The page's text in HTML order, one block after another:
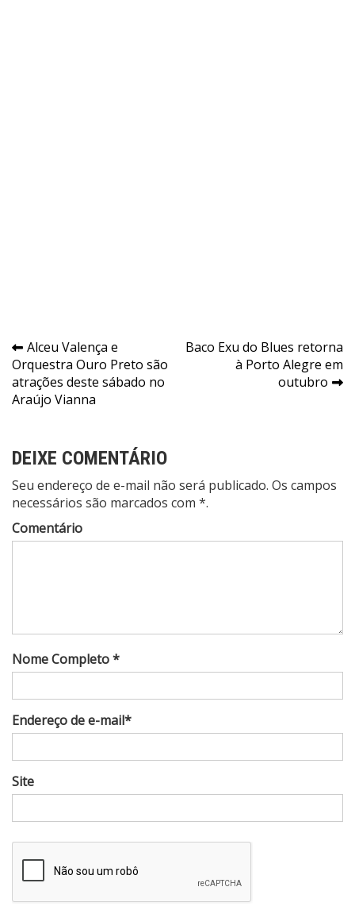
Navegação
de
Post
Alceu Valença e
Orquestra Ouro Preto são
atrações deste sábado no
Araújo Vianna
Baco Exu do Blues retorna
à Porto Alegre em
outubro
DEIXE COMENTÁRIO
Seu endereço de e-mail não será publicado. Os campos
necessários são marcados com *.
Comentário
Nome Completo *
Endereço de e-mail*
Site